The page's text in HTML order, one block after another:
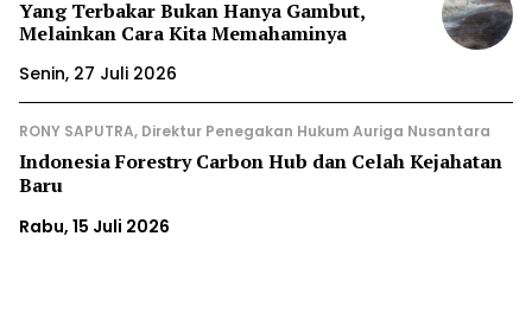
Yang Terbakar Bukan Hanya Gambut,
Melainkan Cara Kita Memahaminya
Senin, 27 Juli 2026
RONY SAPUTRA, Direktur Penegakan Hukum Auriga Nusantara
Indonesia Forestry Carbon Hub dan Celah Kejahatan
Baru
Rabu, 15 Juli 2026